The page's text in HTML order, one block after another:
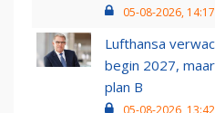
05-08-2026, 14:17
Lufthansa
begin 2027,
plan B
05-08-2026, 13:42